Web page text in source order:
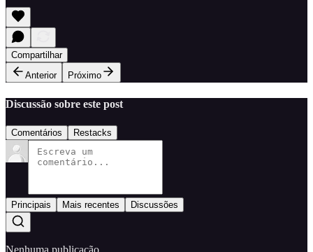
Compartilhar
Anterior
Próximo
Discussão sobre este post
Comentários Restacks
Principais Mais recentes Discussões
Nenhuma publicação